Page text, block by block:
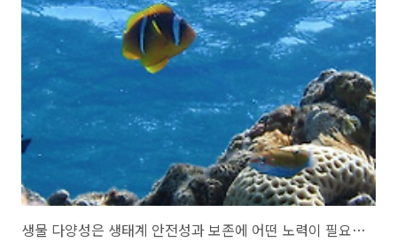
생물 다양성은 생태계 안전성과 보존에 어떤 노력이 필요할까?